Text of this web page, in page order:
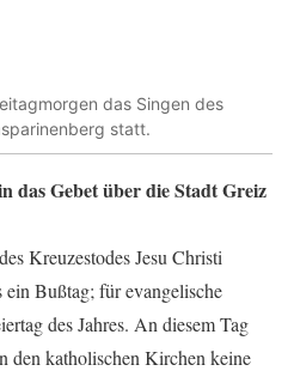
das Singen des
statt.
das Gebet über die Stadt Greiz
Kreuzestodes Jesu Christi
Bußtag; für evangelische
des Jahres. An diesem Tag
den katholischen Kirchen keine